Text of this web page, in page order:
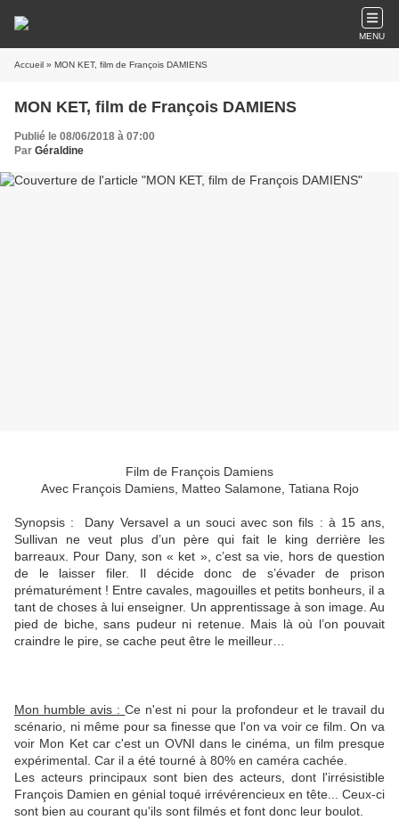
MENU
Accueil » MON KET, film de François DAMIENS
MON KET, film de François DAMIENS
Publié le 08/06/2018 à 07:00
Par Géraldine
Film de François Damiens
Avec François Damiens, Matteo Salamone, Tatiana Rojo
Synopsis : Dany Versavel a un souci avec son fils : à 15 ans,
Sullivan ne veut plus d’un père qui fait le king derrière les
barreaux. Pour Dany, son « ket », c’est sa vie, hors de question
de le laisser filer. Il décide donc de s’évader de prison
prématurément ! Entre cavales, magouilles et petits bonheurs, il a
tant de choses à lui enseigner. Un apprentissage à son image. Au
pied de biche, sans pudeur ni retenue. Mais là où l’on pouvait
craindre le pire, se cache peut être le meilleur…
Mon humble avis :Ce n'est ni pour la profondeur et le travail du
scénario, ni même pour sa finesse que l'on va voir ce film. On va
voir Mon Ket car c'est un OVNI dans le cinéma, un film presque
expérimental. Car il a été tourné à 80% en caméra cachée.
Les acteurs principaux sont bien des acteurs, dont l'irrésistible
François Damien en génial toqué irrévérencieux en tête... Ceux-ci
sont bien au courant qu'ils sont filmés et font donc leur boulot.